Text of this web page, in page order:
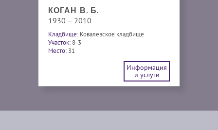
КОГАН В. Б.
1930 – 2010
Кладбище: Ковалевское кладбище
Участок: 8-3
Место: 31
Информация
и услуги